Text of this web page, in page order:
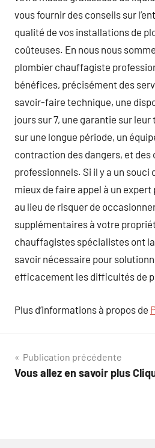
vous fournir des conseils sur
qualité de vos installations de
coûteuses. En nous nous
plombier chauffagiste
bénéfices, précisément des
savoir-faire technique, une
jours sur 7, une garantie sur
sur une longue période, un
contraction des dangers, et des
professionnels. Si il y a un
mieux de faire appel à un
au lieu de risquer de
supplémentaires à votre
chauffagistes spécialistes ont
savoir nécessaire pour
efficacement les difficultés de
Plus d’informations à propos de
Navigation
de
Publication précédente
Vous allez en savoir plus